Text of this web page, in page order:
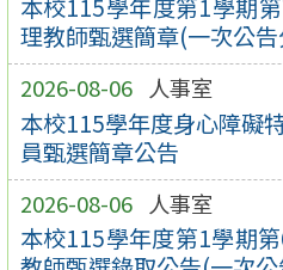
本校115學年度第1學期
理教師甄選簡章(一次公
2026-08-06 人事室
本校115學年度身心障礙
員甄選簡章公告
2026-08-06 人事室
本校115學年度第1學期